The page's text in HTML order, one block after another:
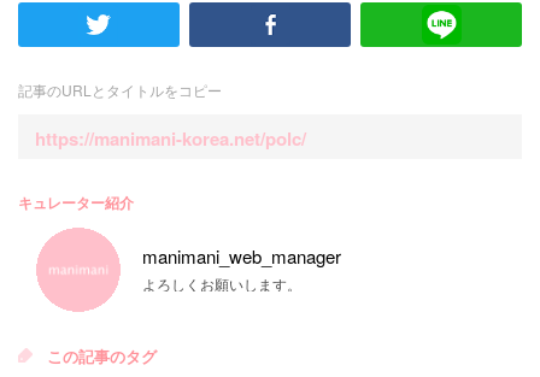
記事のURLとタイトルをコピー
https://manimani-korea.net/polc/
キュレーター紹介
manimani_web_manager
よろしくお願いします。
この記事のタグ